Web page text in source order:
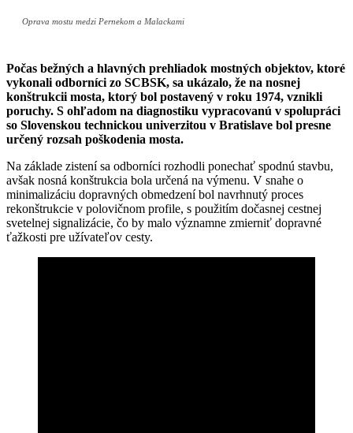
Oprava mostu medzi Pernekom a Malackami
Počas bežných a hlavných prehliadok mostných objektov, ktoré
vykonali odborníci zo SCBSK, sa ukázalo, že na nosnej
konštrukcii mosta, ktorý bol postavený v roku 1974, vznikli
poruchy. S ohľadom na diagnostiku vypracovanú v spolupráci
so Slovenskou technickou univerzitou v Bratislave bol presne
určený rozsah poškodenia mosta.
Na základe zistení sa odborníci rozhodli ponechať spodnú stavbu,
avšak nosná konštrukcia bola určená na výmenu. V snahe o
minimalizáciu dopravných obmedzení bol navrhnutý proces
rekonštrukcie v polovičnom profile, s použitím dočasnej cestnej
svetelnej signalizácie, čo by malo významne zmierniť dopravné
ťažkosti pre užívateľov cesty.